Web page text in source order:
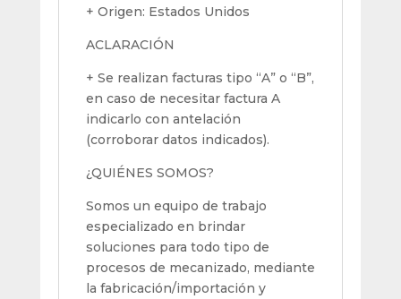
+ Origen: Estados Unidos
ACLARACIÓN
+ Se realizan facturas tipo “A” o “B”,
en caso de necesitar factura A
indicarlo con antelación
(corroborar datos indicados).
¿QUIÉNES SOMOS?
Somos un equipo de trabajo
especializado en brindar
soluciones para todo tipo de
procesos de mecanizado, mediante
la fabricación/importación y